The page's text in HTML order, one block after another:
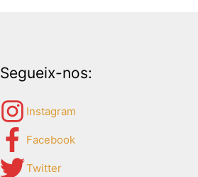
Segueix-nos:
Instagram
Facebook
Twitter